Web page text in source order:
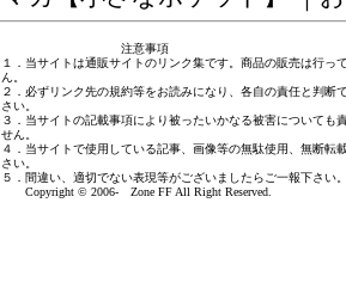
注意事項
１．当サイトは通販サイトのリンク集です。商品の販売は行っ
ん。
２．必ずリンク先の規約等をお読みになり、各自の責任と判断
さい。
３．当サイトの記載事項により被ったいかなる被害についても
せん。
４．当サイトで使用している記事、画像等の無駄使用、無断転
さい。
５．間違い、適切でない表現等がございましたら ご一報下さい
Copyright © 2006- Zone FF All Right Reserved.